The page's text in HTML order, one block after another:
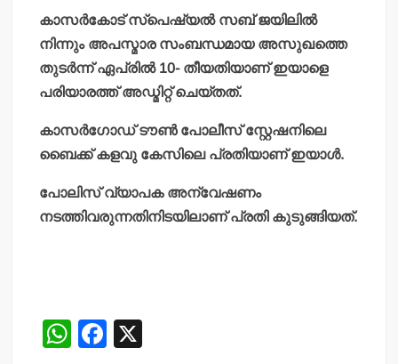
കാസര്‍കോട് സ്പെഷ്യല്‍ സബ് ജയിലില്‍
നിന്നും അപസ്മാര സംബന്ധമായ അസുഖത്തെ
തുടര്‍ന്ന് ഏപ്രില്‍ 10- തീയതിയാണ് ഇയാളെ
പരിയാരത്ത് അഡ്മിറ്റ് ചെയ്തത്.
കാസര്‍ഗോഡ് ടൗണ്‍ പോലീസ് സ്റ്റേഷനിലെ
ബൈക്ക് കളവു കേസിലെ പ്രതിയാണ് ഇയാള്‍.
പോലിസ് വ്യാപക അന്വേഷണം
നടത്തിവരുന്നതിനിടയിലാണ് പ്രതി കുടുങ്ങിയത്.
W
F